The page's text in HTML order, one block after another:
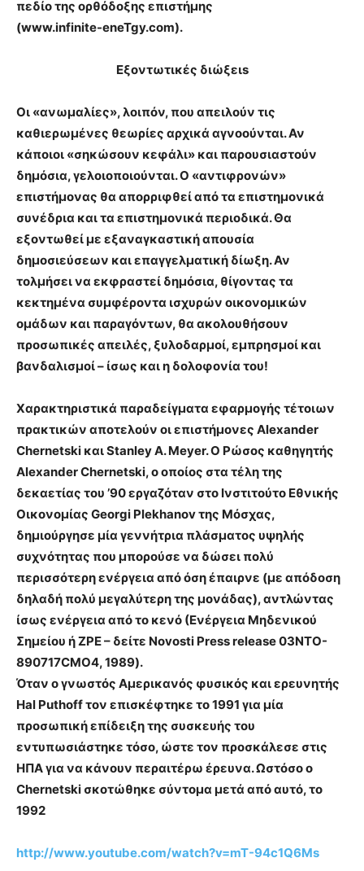
πεδίο της ορθόδοξης επιστήμης
(www.infinite-eneTgy.com).
Εξοντωτικές διώξειs
Οι «ανωμαλίες», λοιπόν, που απειλούν τις
καθιερωμένες θεωρίες αρχικά αγνοούνται. Αν
κάποιοι «σηκώσουν κεφάλι» και παρουσιαστούν
δημόσια, γελοιοποιούνται. Ο «αντιφρονών»
επιστήμονας θα απορριφθεί από τα επιστημονικά
συνέδρια και τα επιστημονικά περιοδικά. Θα
εξοντωθεί με εξαναγκαστική απουσία
δημοσιεύσεων και επαγγελματική δίωξη. Αν
τολμήσει να εκφραστεί δημόσια, θίγοντας τα
κεκτημένα συμφέροντα ισχυρών οικονομικών
ομάδων και παραγόντων, θα ακολουθήσουν
προσωπικές απειλές, ξυλοδαρμοί, εμπρησμοί και
βανδαλισμοί – ίσως και η δολοφονία του!
Χαρακτηριστικά παραδείγματα εφαρμογής τέτοιων
πρακτικών αποτελούν οι επιστήμονες Alexander
Chernetski και Stanley A. Meyer. Ο Ρώσος καθηγητής
Alexander Chernetski, ο οποίος στα τέλη της
δεκαετίας του ’90 εργαζόταν στο Ινστιτούτο Εθνικής
Οικονομίας Georgi Plekhanov της Μόσχας,
δημιούργησε μία γεννήτρια πλάσματος υψηλής
συχνότητας που μπορούσε να δώσει πολύ
περισσότερη ενέργεια από όση έπαιρνε (με απόδοση
δηλαδή πολύ μεγαλύτερη της μονάδας), αντλώντας
ίσως ενέργεια από το κενό (Ενέργεια Μηδενικού
Σημείου ή ΖΡΕ – δείτε Novosti Press release 03NTO-
890717CMO4, 1989).
Όταν ο γνωστός Αμερικανός φυσικός και ερευνητής
Hal Puthoff τον επισκέφτηκε το 1991 για μία
προσωπική επίδειξη της συσκευής του
εντυπωσιάστηκε τόσο, ώστε τον προσκάλεσε στις
ΗΠΑ για να κάνουν περαιτέρω έρευνα. Ωστόσο ο
Chernetski σκοτώθηκε σύντομα μετά από αυτό, το
1992
http://www.youtube.com/watch?v=mT-94c1Q6Ms